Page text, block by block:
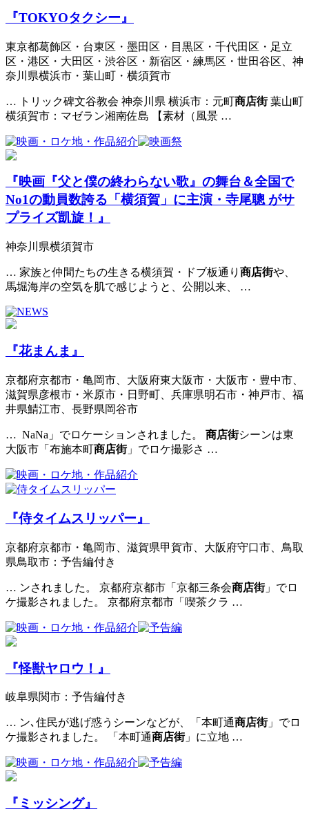
『TOKYOタクシー』
東京都葛飾区・台東区・墨田区・目黒区・千代田区・足立
区・港区・大田区・渋谷区・新宿区・練馬区・世田谷区、神
奈川県横浜市・葉山町・横須賀市
… トリック碑文谷教会 神奈川県 横浜市：元町商店街葉山町
横須賀市：マゼラン湘南佐島 【素材（風景 …
『映画『父と僕の終わらない歌』の舞台＆全国で
No1の動員数誇る「横須賀」に主演・寺尾聰 がサ
プライズ凱旋！』
神奈川県横須賀市
… 家族と仲間たちの生きる横須賀・ドブ板通り 商店街や、
馬堀海岸の空気を肌で感じようと、公開以来、 …
『花まんま』
京都府京都市・亀岡市、大阪府東大阪市・大阪市・豊中市、
滋賀県彦根市・米原市・日野町、兵庫県明石市・神戸市、福
井県鯖江市、長野県岡谷市
… NaNa」でロケーションされました。 商店街シーンは東
大阪市「布施本町商店街」でロケ撮影さ …
『侍タイムスリッパー』
京都府京都市・亀岡市、滋賀県甲賀市、大阪府守口市、鳥取
県鳥取市：予告編付き
… ンされました。 京都府京都市「京都三条会商店街」でロ
ケ撮影されました。 京都府京都市「喫茶クラ …
『怪獣ヤロウ！』
岐阜県関市：予告編付き
… ン､住民が逃げ惑うシーンなどが、「本町通商店街」でロ
ケ撮影されました。 「本町通商店街」に立地 …
『ミッシング』